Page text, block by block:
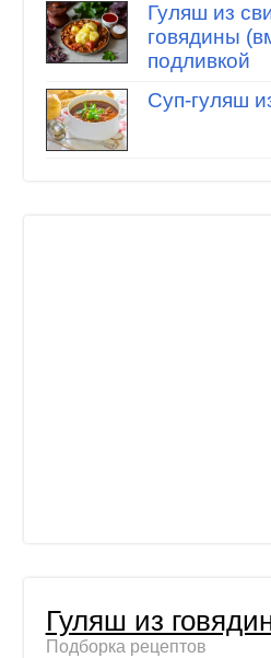
Гуляш из
говядины
подливкой
Суп-гуляш
Гуляш из
Подборка рецептов